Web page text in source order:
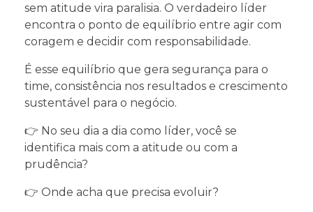
sem atitude vira paralisia. O verdadeiro líder
encontra o ponto de equilíbrio entre agir com
coragem e decidir com responsabilidade.
É esse equilíbrio que gera segurança para o
time, consistência nos resultados e crescimento
sustentável para o negócio.
👉 No seu dia a dia como líder, você se
identifica mais com a atitude ou com a
prudência?
👉 Onde acha que precisa evoluir?